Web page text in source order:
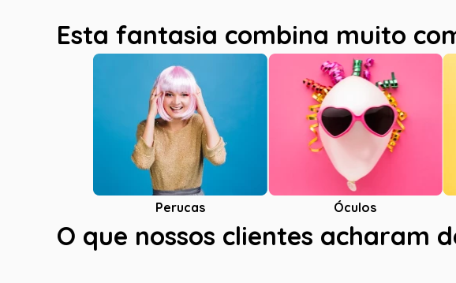
Esta fantasia combina muito
Perucas Óculos
O que nossos clientes acharam